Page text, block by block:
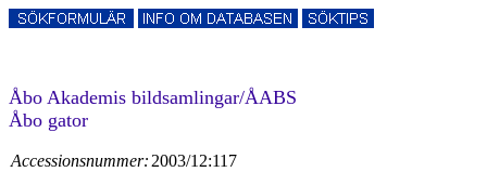
Åbo Akademis bildsamlingar/ÅABS
Åbo gator
Accessionsnummer: 2003/12:117